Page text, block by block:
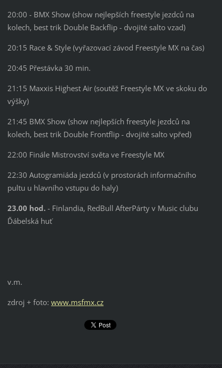
20:00 - BMX Show (show nejlepších freestyle jezdců na
kolech, best trik Double Backflip - dvojité salto vzad)
20:15 Race & Style (vyřazovací závod Freestyle MX na čas)
20:45 Přestávka 30 min.
21:15 Maxxis Highest Air (soutěž Freestyle MX ve skoku do
výšky)
21:45 BMX Show (show nejlepších freestyle jezdců na
kolech, best trik Double Frontflip - dvojité salto vpřed)
22:00 Finále Mistrovství světa ve Freestyle MX
22:30 Autogramiáda jezdců (v prostorách informačního
pultu u hlavního vstupu do haly)
23.00 hod.- Finlandia, RedBull AfterPárty v Music clubu
Ďábelská huť
v.m.
zdroj + foto: www.msfmx.cz